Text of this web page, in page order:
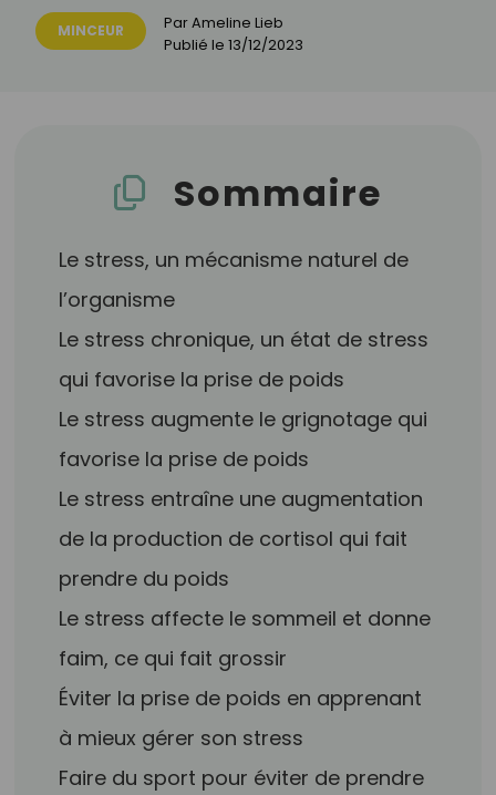
MINCEUR ParAmeline Lieb
Publié le 13/12/2023
Sommaire
Le stress, un mécanisme naturel de
l’organisme
Le stress chronique, un état de stress
qui favorise la prise de poids
Le stress augmente le grignotage qui
favorise la prise de poids
Le stress entraîne une augmentation
de la production de cortisol qui fait
prendre du poids
Le stress affecte le sommeil et donne
faim, ce qui fait grossir
Éviter la prise de poids en apprenant
à mieux gérer son stress
Faire du sport pour éviter de prendre